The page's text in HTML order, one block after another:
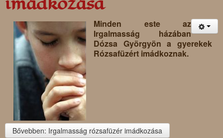
Minden este az
Irgalmasság házában
Dózsa Györgyön a gyerekek
Rózsafüzért imádkoznak.
Bővebben: Irgalmasság rózsafüzér imádkozása